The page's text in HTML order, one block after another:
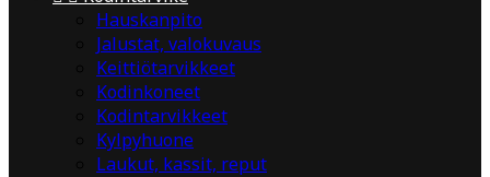
Hauskanpito
Jalustat, valokuvaus
Keittiötarvikkeet
Kodinkoneet
Kodintarvikkeet
Kylpyhuone
Laukut, kassit, reput